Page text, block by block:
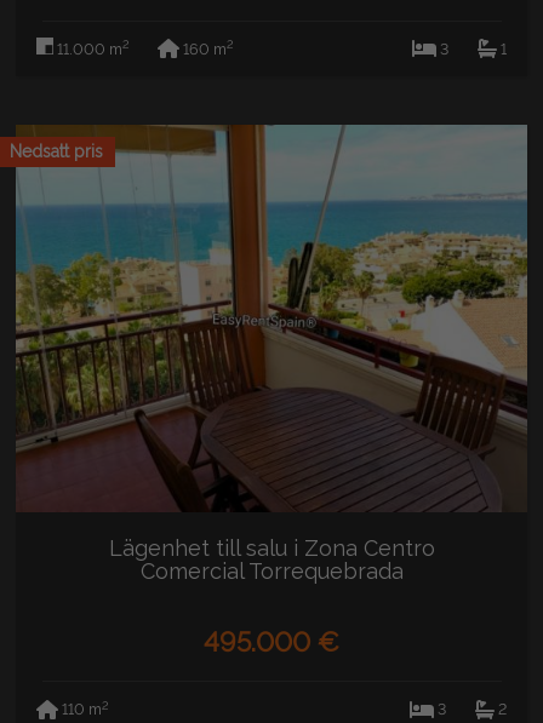
11.000 m2 160 m2 3 1
Nedsatt pris
Lägenhet till salu i Zona Centro
Comercial Torrequebrada
495.000 €
110 m2 3 2